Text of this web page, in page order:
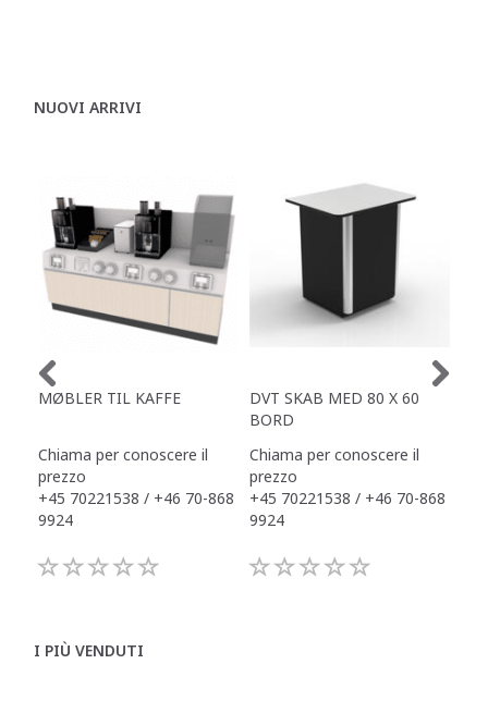
NUOVI ARRIVI
MØBLER TIL KAFFE
Chiama per conoscere il
prezzo
+45 70221538 / +46 70-868
9924
DVT SKAB MED 80 X 60
BORD
Chiama per conoscere il
prezzo
+45 70221538 / +46 70-868
9924
I PIÙ VENDUTI